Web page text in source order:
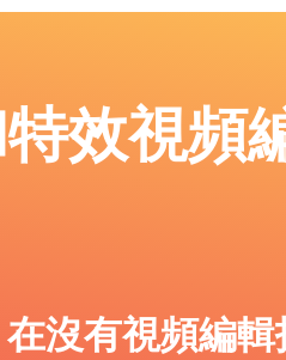
效視頻
在沒有視頻編